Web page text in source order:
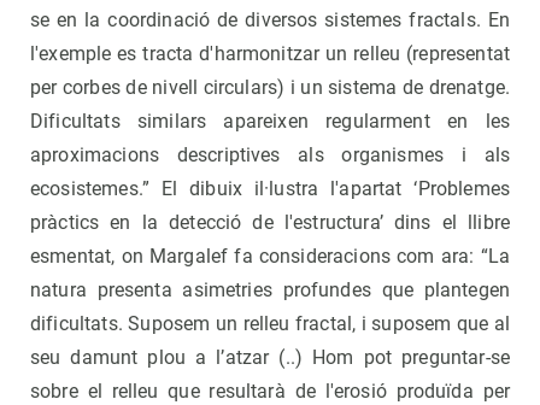
se en la coordinació de diversos sistemes fractals. En
l'exemple es tracta d'harmonitzar un relleu (representat
per corbes de nivell circulars) i un sistema de drenatge.
Dificultats similars apareixen regularment en les
aproximacions descriptives als organismes i als
ecosistemes.” El dibuix il·lustra l'apartat ‘Problemes
pràctics en la detecció de l'estructura’ dins el llibre
esmentat, on Margalef fa consideracions com ara: “La
natura presenta asimetries profundes que plantegen
dificultats. Suposem un relleu fractal, i suposem que al
seu damunt plou a l’atzar (..) Hom pot preguntar-se
sobre el relleu que resultarà de l'erosió produïda per